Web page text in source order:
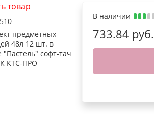
товар
предметных
48л 12 шт. в
"Пастель" софт-тач
КТС-ПРО
В наличии
733.84 руб.